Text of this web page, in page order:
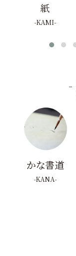
紙
KAMI
かな書道
KANA